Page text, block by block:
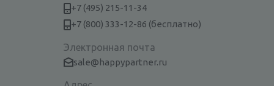
+7 (495) 215-11-34
+7 (800) 333-12-86 (бесплатно)
Электронная почта
sale@happypartner.ru